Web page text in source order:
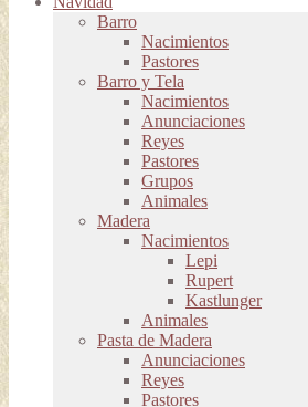
Barro
Nacimientos
Pastores
Barro y Tela
Nacimientos
Anunciaciones
Reyes
Pastores
Grupos
Animales
Madera
Nacimientos
Lepi
Rupert
Kastlunger
Animales
Pasta de Madera
Anunciaciones
Reyes
Pastores